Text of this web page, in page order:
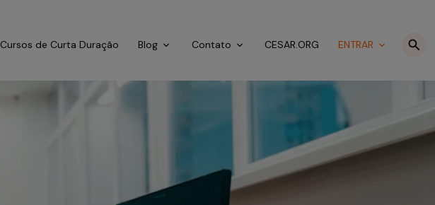
Cursos de Curta Duração Blog Contato CESAR.ORG ENTRAR